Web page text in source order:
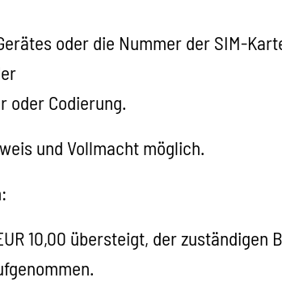
oder die Nummer der SIM-
oder Codierung.
und Vollmacht möglich.
10,00 übersteigt, der zuständigen